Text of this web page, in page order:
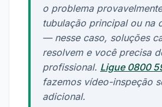
o problema
tubulação principal ou na
— nesse caso, soluções
resolvem e você precisa
profissional. Ligue 0800
fazemos vídeo-inspeção
adicional.